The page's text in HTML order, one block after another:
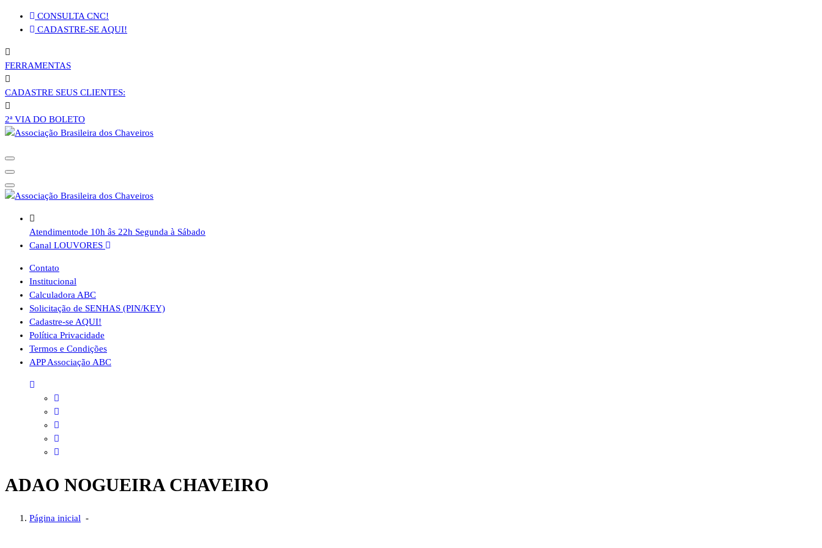
Pular
para
conteúdo
CONSULTA CNC!
CADASTRE-SE AQUI!
FERRAMENTAS
CADASTRE SEUS CLIENTES:
2ª VIA DO BOLETO
Atendimentode 10h âs 22h Segunda à Sábado
Canal LOUVORES
Contato
Institucional
Calculadora ABC
Solicitação de SENHAS (PIN/KEY)
Cadastre-se AQUI!
Política Privacidade
Termos e Condições
APP Associação ABC
ADAO NOGUEIRA CHAVEIRO
Página inicial -